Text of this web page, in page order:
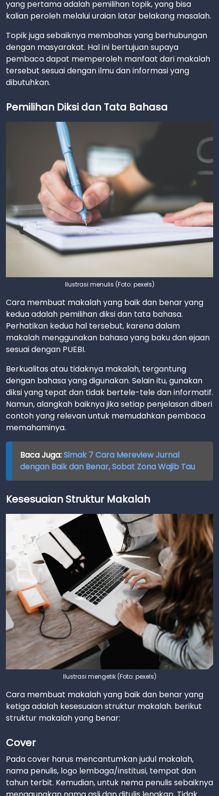
yang pertama adalah pemilihan topik, yang bisa
kalian peroleh melalui uraian latar belakang masalah.
Topik juga sebaiknya membahas yang berhubungan
dengan masyarakat. Hal ini bertujuan supaya
pembaca dapat memperoleh manfaat dari makalah
tersebut sesuai dengan ilmu dan informasi yang
dibutuhkan.
Pemilihan Diksi dan Tata Bahasa
Ilustrasi menulis (Foto: pexels)
Cara membuat makalah yang baik dan benar yang
kedua adalah pemilihan diksi dan tata bahasa.
Perhatikan kedua hal tersebut, karena dalam
makalah menggunakan bahasa yang baku dan ejaan
sesuai dengan PUEBI.
Berkualitas atau tidaknya makalah, tergantung
dengan bahasa yang digunakan. Selain itu, gunakan
diksi yang tepat dan tidak bertele-tele dan informatif.
Namun, alangkah baiknya jika setiap penjelasan diberi
contoh yang relevan untuk memudahkan pembaca
memahaminya.
Baca Juga:Simak 7 Cara Mereview Jurnal
dengan Baik dan Benar, Sobat Zona Wajib Tau
Kesesuaian Struktur Makalah
Ilustrasi mengetik (Foto: pexels)
Cara membuat makalah yang baik dan benar yang
ketiga adalah kesesuaian struktur makalah. berikut
struktur makalah yang benar:
Cover
Pada cover harus mencantumkan judul makalah,
nama penulis, logo lembaga/institusi, tempat dan
tahun terbit. Kemudian, untuk nema penulis sebaiknya